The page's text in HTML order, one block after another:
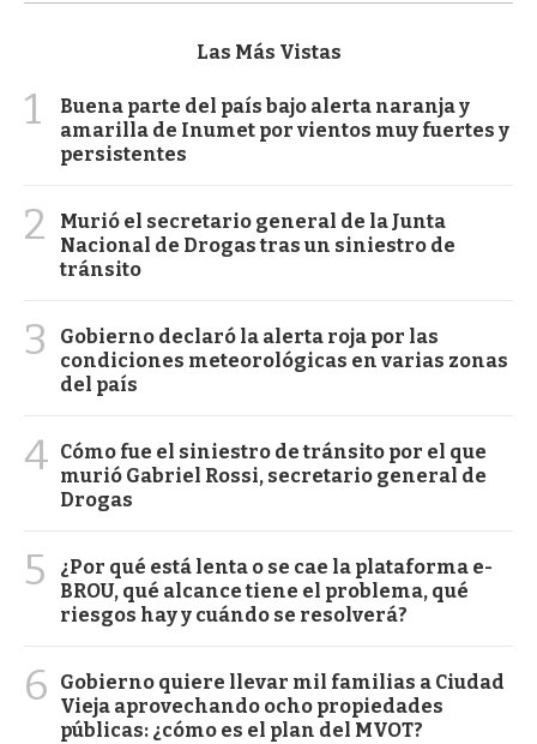
Las Más Vistas
1
Buena parte del país bajo alerta naranja y
amarilla de Inumet por vientos muy fuertes y
persistentes
2
Murió el secretario general de la Junta
Nacional de Drogas tras un siniestro de
tránsito
3
Gobierno declaró la alerta roja por las
condiciones meteorológicas en varias zonas
del país
4 Cómo fue el siniestro de tránsito por el que
murió Gabriel Rossi, secretario general de
Drogas
5
¿Por qué está lenta o se cae la plataforma e-
BROU, qué alcance tiene el problema, qué
riesgos hay y cuándo se resolverá?
6
Gobierno quiere llevar mil familias a Ciudad
Vieja aprovechando ocho propiedades
públicas: ¿cómo es el plan del MVOT?